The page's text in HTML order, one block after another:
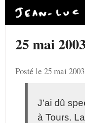
25 mai
Posté le 25 mai 2003
J’ai dû
à Tours.